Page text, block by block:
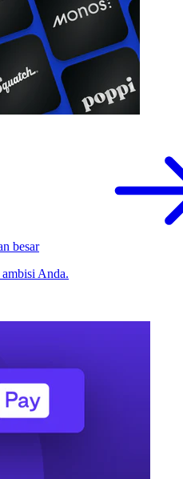
besar
Anda.